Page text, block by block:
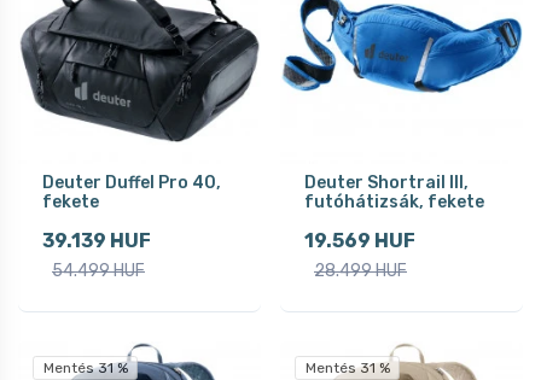
Deuter Duffel Pro 40,
fekete
39.139 HUF
54.499 HUF
Deuter Shortrail III,
futóhátizsák, fekete
19.569 HUF
28.499 HUF
Mentés 31 % Mentés 31 %